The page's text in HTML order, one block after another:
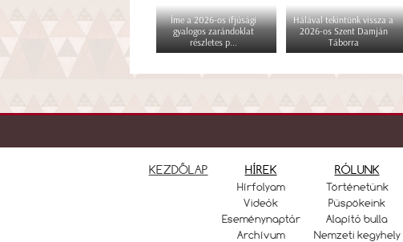
Íme a 2026-os ifjúsági
gyalogos zarándoklat
részletes p...
Hálával tekintünk vissza a
2026-os Szent Damján
Táborra
KEZDŐLAP HÍREK
Hírfolyam
Videók
Eseménynaptár
Archívum
RÓLUNK
Történetünk
Püspökeink
Alapító bulla
Nemzeti kegyhely